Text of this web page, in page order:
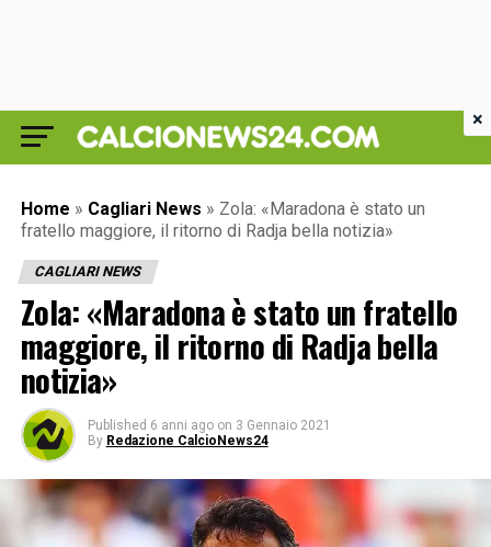
Home » Cagliari News » Zola: «Maradona è stato un
fratello maggiore, il ritorno di Radja bella notizia»
CAGLIARI NEWS
Zola: «Maradona è stato un fratello
maggiore, il ritorno di Radja bella
notizia»
Published 6 anni ago on 3 Gennaio 2021
By Redazione CalcioNews24
×